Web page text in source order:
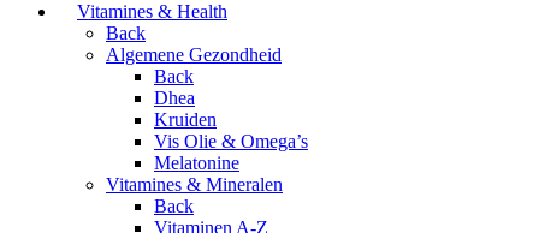
Vitamines & Health
Back
Algemene Gezondheid
Back
Dhea
Kruiden
Vis Olie & Omega’s
Melatonine
Vitamines & Mineralen
Back
Vitaminen A-Z